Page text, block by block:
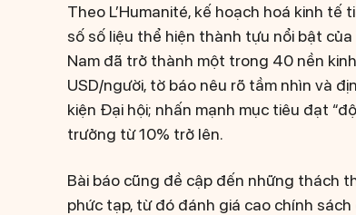
Theo L’Humanité, kế hoạch hoá kinh
số số liệu thể hiện thành tựu nổi bật
Nam đã trở thành một trong 40 nền
USD/người, tờ báo nêu rõ tầm nhìn và
kiện Đại hội; nhấn mạnh mục tiêu đạt
trưởng từ 10% trở lên.
Bài báo cũng đề cập đến những thách
phức tạp, từ đó đánh giá cao chính